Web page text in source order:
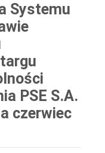
Systemu
PSE S.A.
czerwiec